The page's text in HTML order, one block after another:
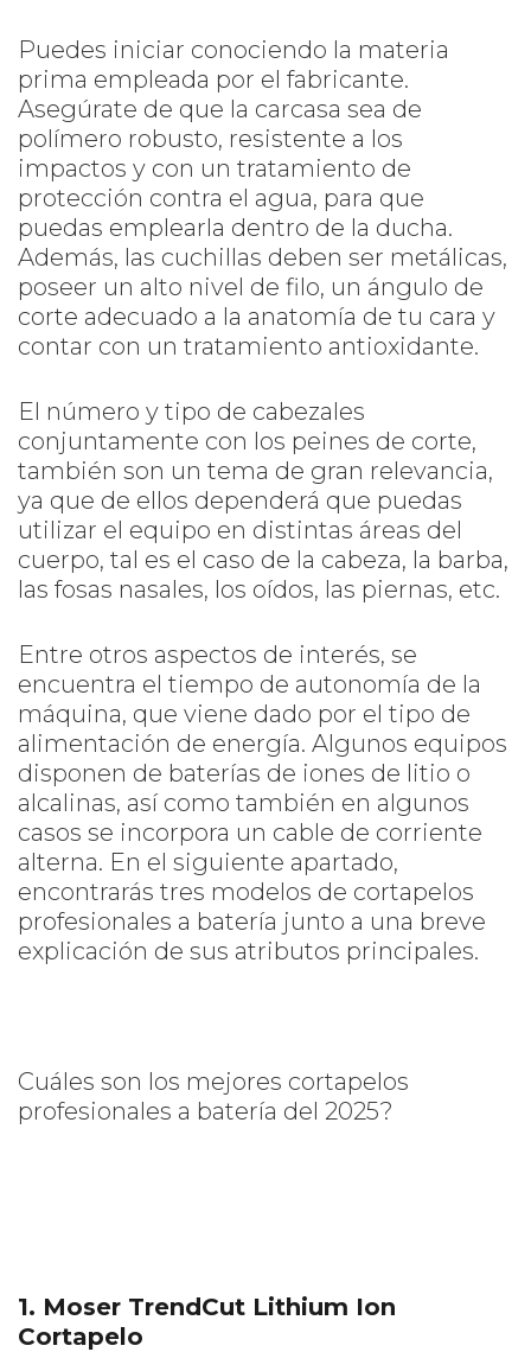
Puedes iniciar conociendo la materia
prima empleada por el fabricante.
Asegúrate de que la carcasa sea de
polímero robusto, resistente a los
impactos y con un tratamiento de
protección contra el agua, para que
puedas emplearla dentro de la ducha.
Además, las cuchillas deben ser metálicas,
poseer un alto nivel de filo, un ángulo de
corte adecuado a la anatomía de tu cara y
contar con un tratamiento antioxidante.
El número y tipo de cabezales
conjuntamente con los peines de corte,
también son un tema de gran relevancia,
ya que de ellos dependerá que puedas
utilizar el equipo en distintas áreas del
cuerpo, tal es el caso de la cabeza, la barba,
las fosas nasales, los oídos, las piernas, etc.
Entre otros aspectos de interés, se
encuentra el tiempo de autonomía de la
máquina, que viene dado por el tipo de
alimentación de energía. Algunos equipos
disponen de baterías de iones de litio o
alcalinas, así como también en algunos
casos se incorpora un cable de corriente
alterna. En el siguiente apartado,
encontrarás tres modelos de cortapelos
profesionales a batería junto a una breve
explicación de sus atributos principales.
Cuáles son los mejores cortapelos
profesionales a batería del 2025?
1. Moser TrendCut Lithium Ion
Cortapelo